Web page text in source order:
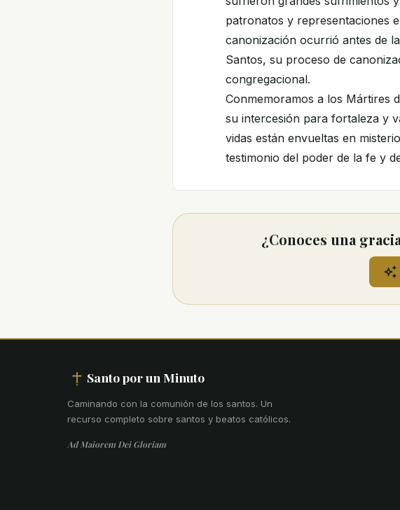
patronatos y representaciones
canonización ocurrió antes de
Santos, su proceso de
congregacional.
Conmemoramos a los Mártires
su intercesión para fortaleza y
vidas están envueltas en
testimonio del poder de la fe y
¿Conoces una
Santo por un Minuto
Caminando con la comunión de los santos. Un
recurso completo sobre santos y beatos católicos.
Ad Maiorem Dei Gloriam